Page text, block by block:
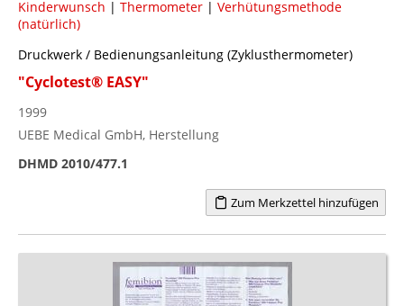
Kinderwunsch | Thermometer | Verhütungsmethode
(natürlich)
Druckwerk / Bedienungsanleitung (Zyklusthermometer)
"Cyclotest® EASY"
1999
UEBE Medical GmbH, Herstellung
DHMD 2010/477.1
Zum Merkzettel hinzufügen